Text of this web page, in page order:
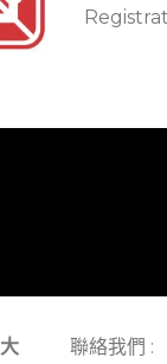
聯絡我們 :